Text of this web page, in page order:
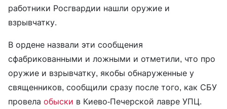
работники Росгвардии нашли оружие и
взрывчатку.
В ордене назвали эти сообщения
сфабрикованными и ложными и отметили, что про
оружие и взрывчатку, якобы обнаруженные у
священников, сообщили сразу после того, как СБУ
провела обыски в Киево-Печерской лавре УПЦ.